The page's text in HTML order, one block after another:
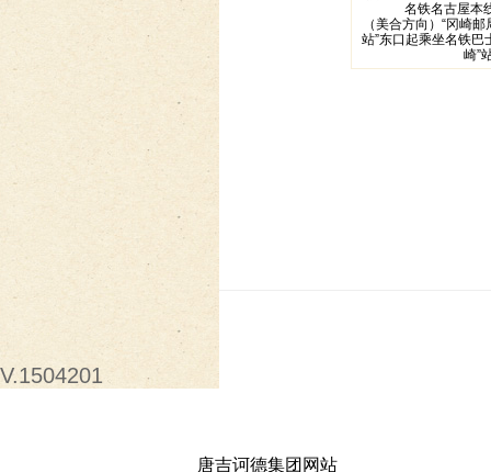
V.1504201
名铁名古屋本
（美合方向）“冈崎
站”东口起乘坐名铁巴
崎”
唐吉诃德集团网站